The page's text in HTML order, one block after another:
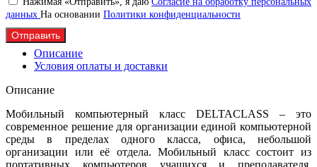
данных На основании Политики конфиденциальности
Отправить
Описание
Условия оплаты и доставки
Описание
Мобильный компьютерный класс DELTACLASS – это
современное решение для организации единой компьютерной
среды в пределах одного класса, офиса, небольшой
организации или её отдела. Мобильный класс состоит из
портативных компьютеров учащихся и преподавателя,